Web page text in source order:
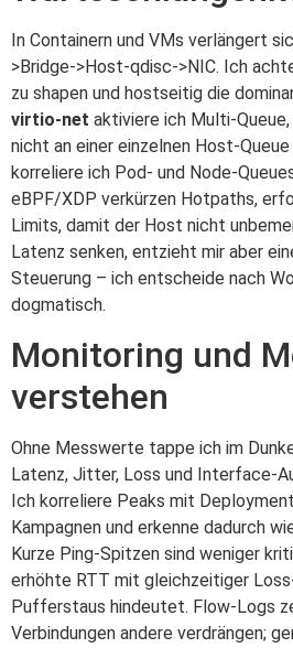
In Containern und VMs verlängert
>Bridge->Host-qdisc->NIC. Ich
zu shapen und hostseitig die
virtio-net aktiviere ich Multi-
nicht an einer einzelnen Host-
korreliere ich Pod- und Node-
eBPF/XDP verkürzen Hotpaths,
Limits, damit der Host nicht
Latenz senken, entzieht mir aber
Steuerung – ich entscheide nach
dogmatisch.
Monitoring und
verstehen
Ohne Messwerte tappe ich im
Latenz, Jitter, Loss und Interface-
Ich korreliere Peaks mit
Kampagnen und erkenne dadurch
Kurze Ping-Spitzen sind weniger
erhöhte RTT mit gleichzeitiger
Pufferstaus hindeutet. Flow-Logs
Verbindungen andere verdrängen;